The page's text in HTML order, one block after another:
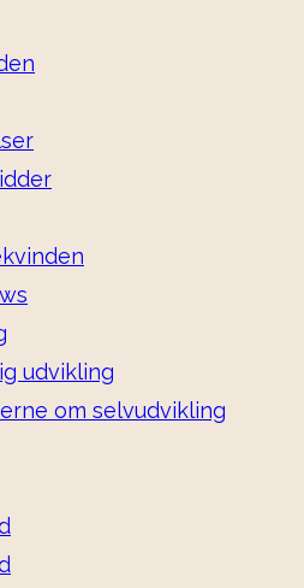
udvikling
om selvudvikling